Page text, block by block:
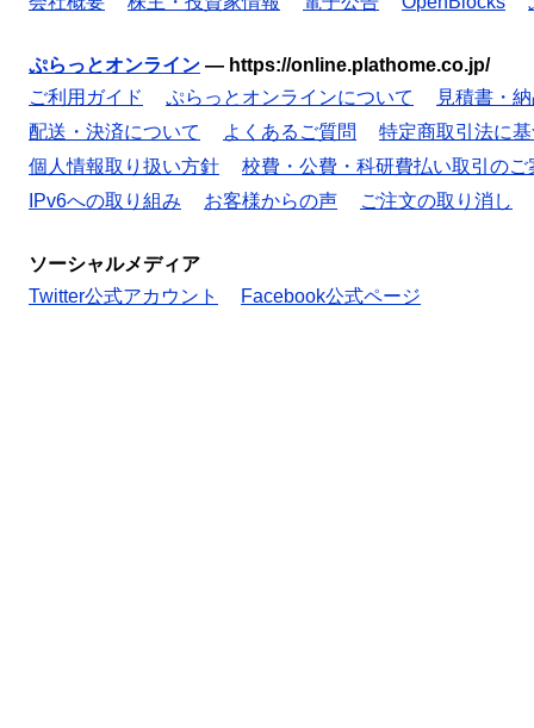
ぷらっとオンライン — https://online.plathome.co.jp/
ご利用ガイド
ぷらっとオンラインについて
見積書・
配送・決済について
よくあるご質問
特定商取引法に
個人情報取り扱い方針
校費・公費・科研費払い取引のご
IPv6への取り組み
お客様からの声 ご注文の取り消し
ソーシャルメディア
Twitter公式アカウント
Facebook公式ページ